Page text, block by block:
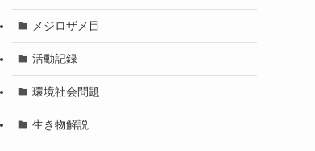
メジロザメ目
活動記録
環境社会問題
生き物解説